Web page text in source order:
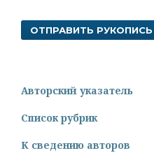
ОТПРАВИТЬ РУКОПИСЬ
Авторский указатель
Список рубрик
К сведению авторов